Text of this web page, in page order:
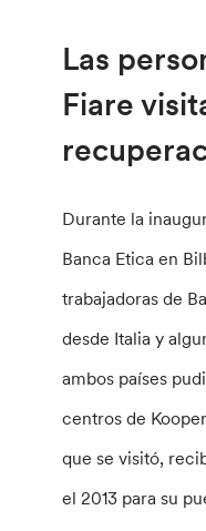
Las
Fiare
Durante la
Banca Etica en
trabajadoras de
desde Italia y
ambos países
centros de
que se visitó,
el 2013 para su